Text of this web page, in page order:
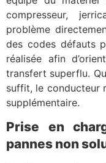
compresseur,
problème
des codes défauts
réalisée afin
transfert superflu.
suffit, le conducteur
supplémentaire.
Prise en
pannes non